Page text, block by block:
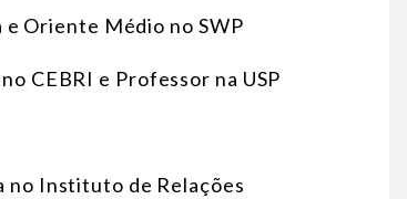
e Oriente Médio no SWP
CEBRI e Professor na USP
no Instituto de Relações